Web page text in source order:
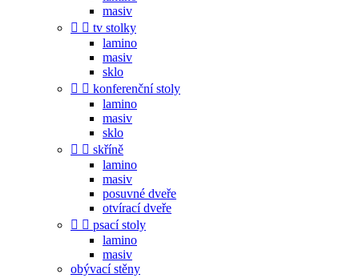
masiv
  tv stolky
lamino
masiv
sklo
  konferenční stoly
lamino
masiv
sklo
  skříně
lamino
masiv
posuvné dveře
otvírací dveře
  psací stoly
lamino
masiv
obývací stěny